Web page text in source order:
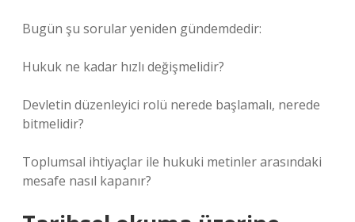
Bugün şu sorular yeniden gündemdedir:
Hukuk ne kadar hızlı değişmelidir?
Devletin düzenleyici rolü nerede başlamalı, nerede
bitmelidir?
Toplumsal ihtiyaçlar ile hukuki metinler arasındaki
mesafe nasıl kapanır?